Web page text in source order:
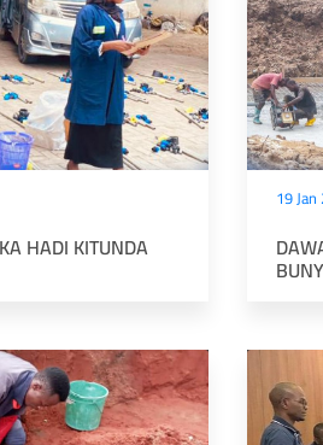
HADI KITUNDA
19